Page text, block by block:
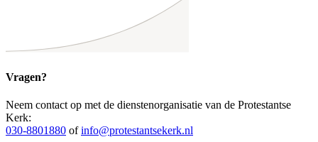
Vragen?
Neem contact op met de dienstenorganisatie van de Protestantse
Kerk:
030-8801880 ofinfo@protestantsekerk.nl